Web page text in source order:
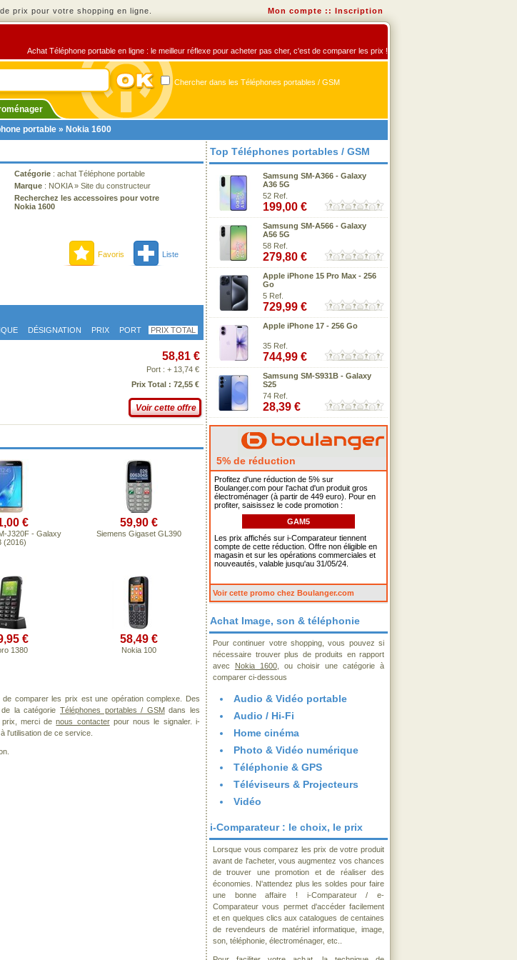
prix pour votre shopping en ligne. Mon compte :: Inscription
Achat Téléphone portable en ligne : le meilleur réflexe pour acheter pas cher, c'est de comparer les prix !
Chercher dans les Téléphones portables / GSM
portable » Nokia 1600
Catégorie : achat Téléphone portable
Marque : NOKIA» Site du constructeur
Recherchez les accessoires pour votre
Nokia 1600
Favoris Liste
DÉSIGNATION PRIX PORT PRIX TOTAL
58,81 €
Port : + 13,74 €
Prix Total : 72,55 €
Voir cette offre
€
J320F - Galaxy
(2016)
59,90 €
Siemens Gigaset GL390
€
1380
58,49 €
Nokia 100
comparer les prix est une opération complexe. Des
de la catégorieTéléphones portables / GSMdans les
prix, merci denous contacterpour nous le signaler. i-
l'utilisation de ce service.
Top Téléphones portables / GSM
Samsung SM-A366 - Galaxy
A36 5G
52 Ref.
199,00 €
Samsung SM-A566 - Galaxy
A56 5G
58 Ref.
279,80 €
Apple iPhone 15 Pro Max - 256
Go
5 Ref.
729,99 €
Apple iPhone 17 - 256 Go
35 Ref.
744,99 €
Samsung SM-S931B - Galaxy
S25
74 Ref.
28,39 €
5% de réduction
Profitez d'une réduction de 5% sur
Boulanger.com pour l'achat d'un produit gros
électroménager (à partir de 449 euro). Pour en
profiter, saisissez le code promotion :
GAM5
Les prix affichés sur i-Comparateur tiennent
compte de cette réduction. Offre non éligible en
magasin et sur les opérations commerciales et
nouveautés, valable jusqu'au 31/05/24.
Voir cette promo chez Boulanger.com
Achat Image, son & téléphonie
Pour continuer votre shopping, vous pouvez si
nécessaire trouver plus de produits en rapport
avec Nokia 1600, ou choisir une catégorie à
comparer ci-dessous
Audio & Vidéo portable
Audio / Hi-Fi
Home cinéma
Photo & Vidéo numérique
Téléphonie & GPS
Téléviseurs & Projecteurs
Vidéo
i-Comparateur : le choix, le prix
Lorsque vous comparez les prix de votre produit
avant de l'acheter, vous augmentez vos chances
de trouver une promotion et de réaliser des
économies. N'attendez plus les soldes pour faire
une bonne affaire ! i-Comparateur / e-
Comparateur vous permet d'accéder facilement
et en quelques clics aux catalogues de centaines
de revendeurs de matériel informatique, image,
son, téléphonie, électroménager, etc..